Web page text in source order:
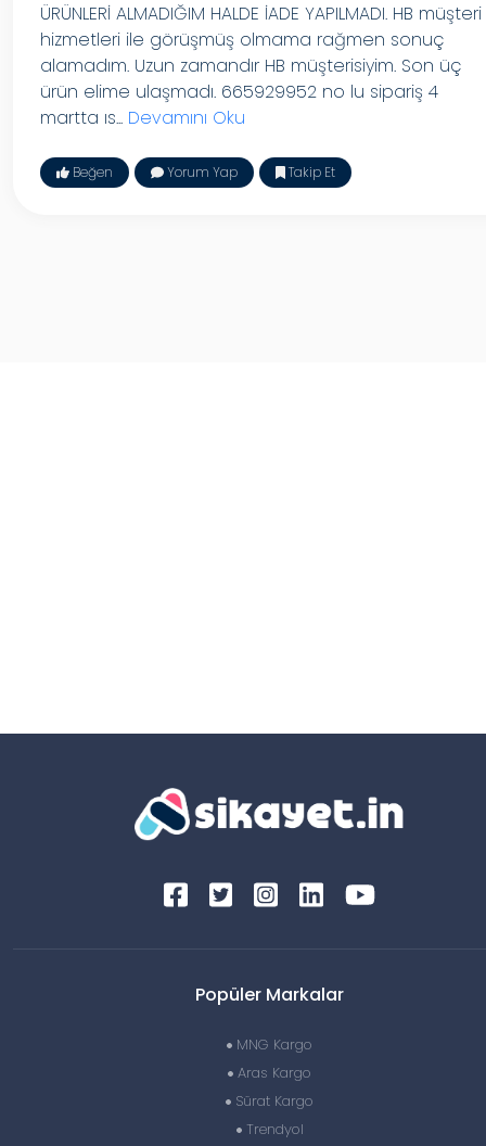
ÜRÜNLERİ ALMADIĞIM HALDE İADE YAPILMADI. HB müşteri
hizmetleri ile görüşmüş olmama rağmen sonuç
alamadım. Uzun zamandır HB müşterisiyim. Son üç
ürün elime ulaşmadı. 665929952 no lu sipariş 4
martta ıs... Devamını Oku
Beğen Yorum Yap Takip Et
Popüler Markalar
MNG Kargo
Aras Kargo
Sürat Kargo
Trendyol